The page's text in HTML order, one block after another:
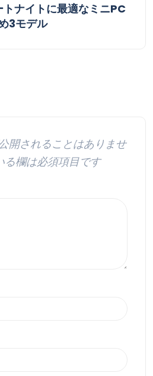
ナイトに最適なミニPC
3モデル
開されることはありませ
欄は必須項目です